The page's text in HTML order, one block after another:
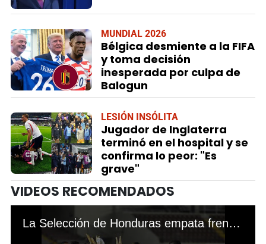
MUNDIAL 2026
Bélgica desmiente a la FIFA
y toma decisión
inesperada por culpa de
Balogun
LESIÓN INSÓLITA
Jugador de Inglaterra
terminó en el hospital y se
confirma lo peor: "Es
grave"
VIDEOS RECOMENDADOS
La Selección de Honduras empata frente a Costa Rica